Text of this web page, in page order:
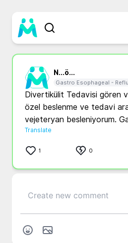
N...ö...
Gastro Esophageal -
Divertikülit Tedavisi gören
özel beslenme ve tedavi
vejeteryan besleniyorum.
Translate
1 0